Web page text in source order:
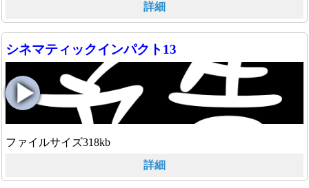
詳細
シネマティックインパクト13
ファイルサイズ318kb
詳細